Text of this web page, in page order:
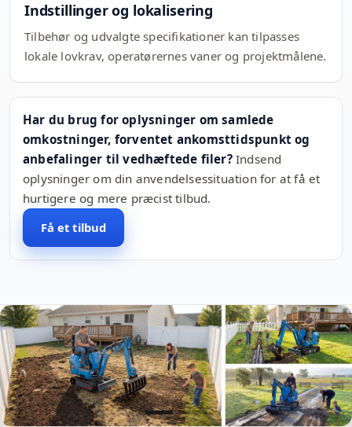
Indstillinger og lokalisering
Tilbehør og udvalgte specifikationer kan tilpasses
lokale lovkrav, operatørernes vaner og projektmålene.
Har du brug for oplysninger om samlede
omkostninger, forventet ankomsttidspunkt og
anbefalinger til vedhæftede filer?Indsend
oplysninger om din anvendelsessituation for at få et
hurtigere og mere præcist tilbud.
Få et tilbud